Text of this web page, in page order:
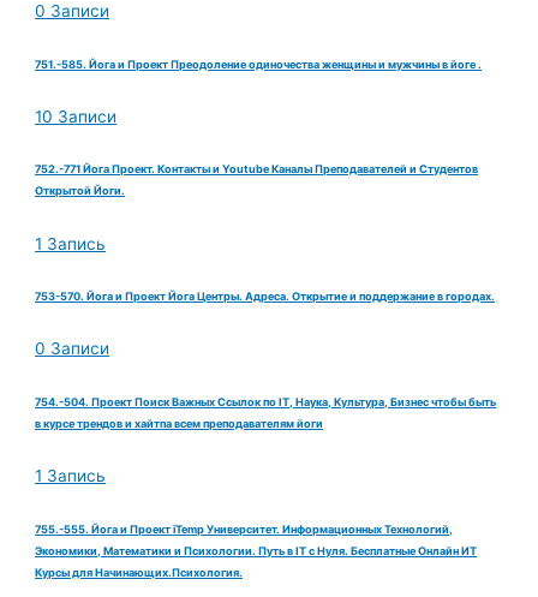
0 Записи
751.-585. Йога и Проект Преодоление одиночества женщины и мужчины в йоге .
10 Записи
752.-771 Йога Проект. Контакты и Youtube Каналы Преподавателей и Студентов
Открытой Йоги.
1 Запись
753-570. Йога и Проект Йога Центры. Адреса. Открытие и поддержание в городах.
0 Записи
754.-504. Проект Поиск Важных Ссылок по IT, Наука, Культура, Бизнес чтобы быть
в курсе трендов и хайтпа всем преподавателям йоги
1 Запись
755.-555. Йога и Проект iTemp Университет. Информационных Технологий,
Экономики, Математики и Психологии. Путь в IT с Нуля. Бесплатные Онлайн ИТ
Курсы для Начинающих.Психология.